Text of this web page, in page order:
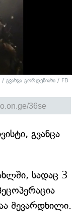
გორდეზიანი / FB
გვანცა
სადაც 3
შევარდნილი.